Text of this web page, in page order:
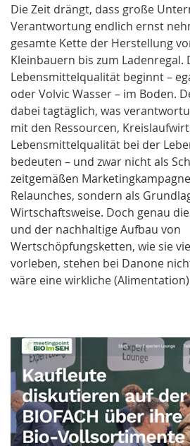
Die Zeit drängt, dass große
Verantwortung endlich ernst
gesamte Kette der Herstellung
Kleinbauern bis zum Ladenregal.
Lebensmittelqualität beginnt –
oder Volvic Wasser – im Boden.
dabei tagtäglich, was
mit den Ressourcen,
Lebensmittelqualität bei der
bedeuten – und zwar nicht als
zeitgemäßen
Relaunches, sondern als
Wirtschaftsweise. Doch genau
und der nachhaltige Aufbau von
Wertschöpfungsketten, wie sie
vorleben, stehen bei Danone
wäre eine wirkliche